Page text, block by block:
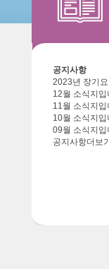
공지사항
2023년 장기
12월 소식지입
11월 소식지입
10월 소식지입
09월 소식지입
공지사항더보기